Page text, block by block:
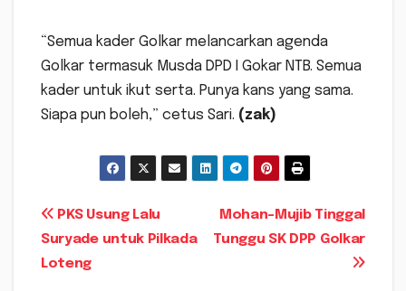
“Semua kader Golkar melancarkan agenda
Golkar termasuk Musda DPD I Gokar NTB. Semua
kader untuk ikut serta. Punya kans yang sama.
Siapa pun boleh,” cetus Sari. (zak)
Navigasi
pos
Mohan-Mujib Tinggal
Tunggu SK DPP Golkar
PKS Usung Lalu
Suryade untuk Pilkada
Loteng